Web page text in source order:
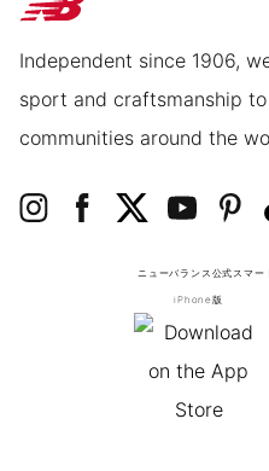
Independent since 1906,
sport and craftsmanship
communities around the
ニューバランス公式スマー
iPhone版